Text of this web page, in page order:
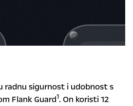
radnu sigurnost i udobnost s
Flank Guard1. On koristi 12